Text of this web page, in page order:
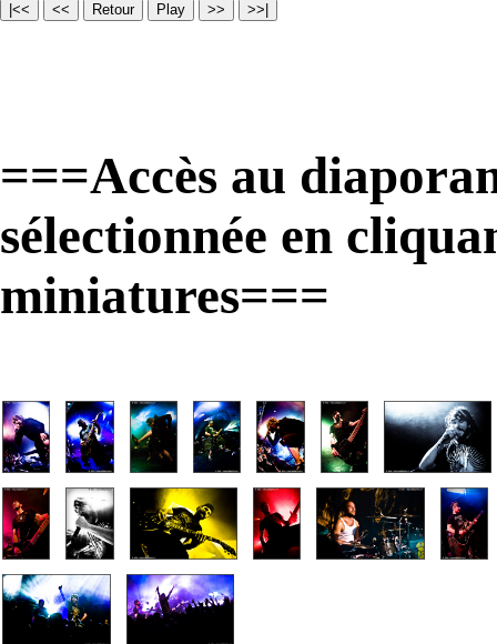
===Accès au
sélectionnée en
miniatures===